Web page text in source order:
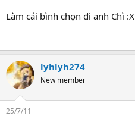
Làm cái bình chọn đi anh Chì :X
lyhlyh274
New member
25/7/11